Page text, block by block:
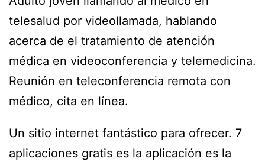
telesalud por videollamada, hablando
acerca de el tratamiento de atención
médica en videoconferencia y telemedicina.
Reunión en teleconferencia remota con
médico, cita en línea.
Un sitio internet fantástico para ofrecer. 7
aplicaciones gratis es la aplicación es la